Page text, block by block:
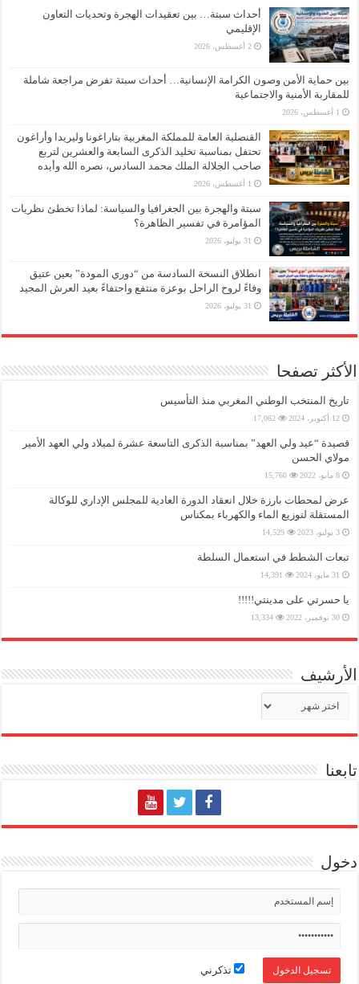
أحداث سبتة… بين تعقيدات الهجرة وتحديات التعاون
الإقليمي
2 أغسطس، 2026
بين حماية الأمن وصون الكرامة الإنسانية… أحداث سبتة تفرض مراجعة شاملة
للمقاربة الأمنية والاجتماعية
1 أغسطس، 2026
القنصلية العامة للمملكة المغربية بتاراغونا وليريدا وأراغون
تحتفل بمناسبة تخليد الذكرى السابعة والعشرين لتربع
صاحب الجلالة الملك محمد السادس، نصره الله وأيده
1 أغسطس، 2026
سبتة والهجرة بين الجغرافيا والسياسة: لماذا تخطئ نظريات
المؤامرة في تفسير الظاهرة؟
31 يوليو، 2026
انطلاق النسخة السادسة من “دوري المودة” بعين عتيق
وفاءً لروح الراحل بوعزة منتفع واحتفاءً بعيد العرش المجيد
31 يوليو، 2026
الأكثر تصفحا
تاريخ المنتخب الوطني المغربي منذ التأسيس
12 أكتوبر، 2024 17,062
قصيدة “عيد ولي العهد” بمناسبة الذكرى التاسعة عشرة لميلاد ولي العهد الأمير
مولاي الحسن
8 مايو، 2022 15,760
عرض لمحطات بارزة خلال انعقاد الدورة العادية للمجلس الإداري للوكالة
المستقلة لتوزيع الماء والكهرباء بمكناس
3 يوليو، 2023 14,529
تبعات الشطط في استعمال السلطة
31 مايو، 2024 14,391
يا حسرتي على مدينتي!!!!!
30 نوفمبر، 2022 13,334
الأرشيف
تابعنا
دخول
تذكرني